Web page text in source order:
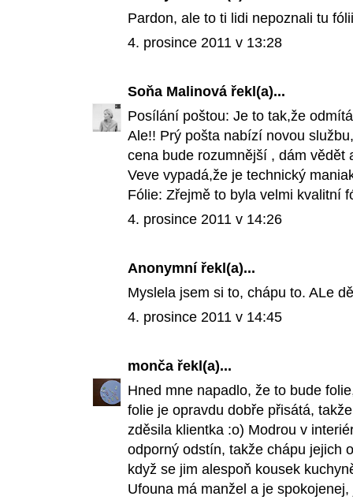
Pardon, ale to ti lidi nepoznali tu
4. prosince 2011 v 13:28
Soňa Malinová řekl(a)...
Posílání poštou: Je to tak,že
Ale!! Prý pošta nabízí novou
cena bude rozumnější , dám vědět
Veve vypadá,že je technický
Fólie: Zřejmě to byla velmi kvalitní
4. prosince 2011 v 14:26
Anonymní řekl(a)...
Myslela jsem si to, chápu to. ALe
4. prosince 2011 v 14:45
monča řekl(a)...
Hned mne napadlo, že to bude
folie je opravdu dobře přisátá,
zděsila klientka :o) Modrou v
odporný odstín, takže chápu jejich
když se jim alespoň kousek
Ufouna má manžel a je